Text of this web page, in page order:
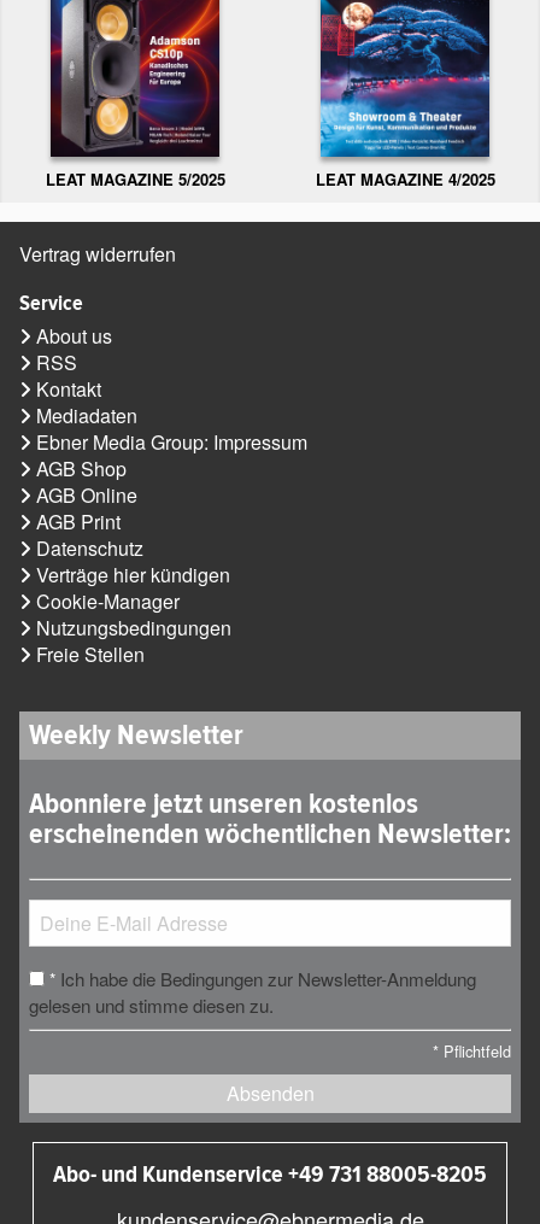
LEAT MAGAZINE 5/2025 LEAT MAGAZINE 4/2025
Vertrag widerrufen
Service
About us
RSS
Kontakt
Mediadaten
Ebner Media Group: Impressum
AGB Shop
AGB Online
AGB Print
Datenschutz
Verträge hier kündigen
Cookie-Manager
Nutzungsbedingungen
Freie Stellen
Weekly Newsletter
Abonniere jetzt unseren kostenlos
erscheinenden wöchentlichen Newsletter:
* Ich habe die Bedingungen zur Newsletter-Anmeldung
gelesen und stimme diesen zu.
* Pflichtfeld
Absenden
Abo- und Kundenservice +49 731 88005-8205